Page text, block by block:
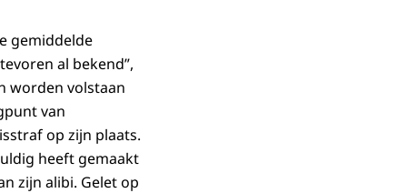
gemiddelde
al bekend”,
worden volstaan
van
op zijn plaats.
heeft gemaakt
zijn alibi. Gelet op